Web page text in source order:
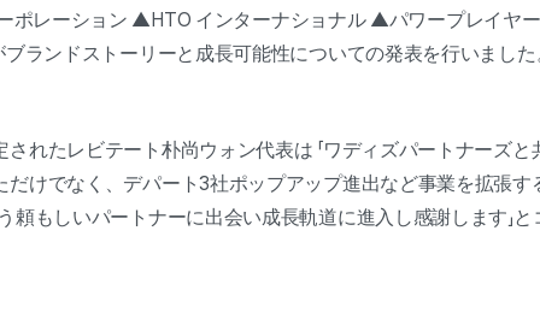
ポレーション ▲HTO インターナショナル ▲パワープレイヤ
ランドストーリーと成長可能性についての発表を行いました
れたレビテート朴尚ウォン代表は 「ワディズパートナーズ
けでなく、デパート3社ポップアップ進出など事業を拡張す
頼もしいパートナーに出会い成長軌道に進入し感謝します」